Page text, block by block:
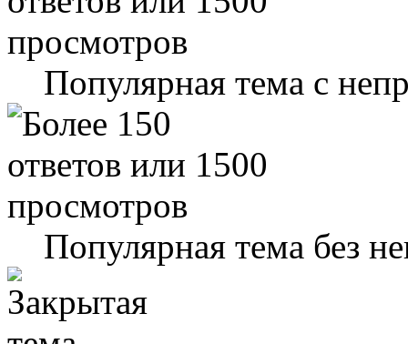
Популярная тема с
Популярная тема без